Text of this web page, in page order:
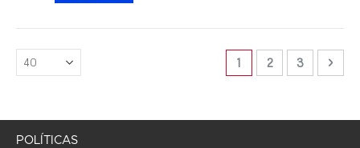
Página
Está viendo la página
1 Página
2 Página
3
POLÍTICAS